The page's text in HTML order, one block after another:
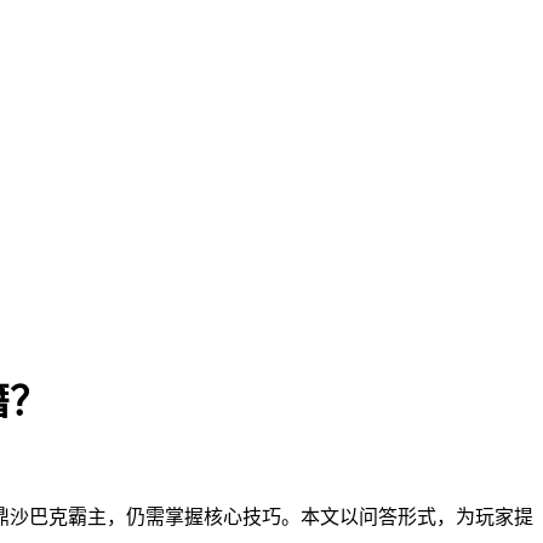
巴克霸主，仍需掌握核心技巧。本文以问答形式，为玩家提